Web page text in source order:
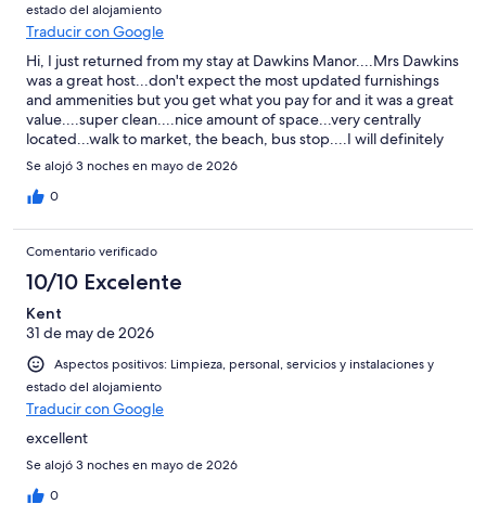
estado del alojamiento
Traducir con Google
Hi, I just returned from my stay at Dawkins Manor....Mrs Dawkins
was a great host...don't expect the most updated furnishings
and ammenities but you get what you pay for and it was a great
value....super clean....nice amount of space...very centrally
located...walk to market, the beach, bus stop....I will definitely
stay there again when traveling back to the island.
Se alojó 3 noches en mayo de 2026
0
Comentario verificado
10/10 Excelente
Kent
31 de may de 2026
Aspectos positivos: Limpieza, personal, servicios y instalaciones y
estado del alojamiento
Traducir con Google
excellent
Se alojó 3 noches en mayo de 2026
0